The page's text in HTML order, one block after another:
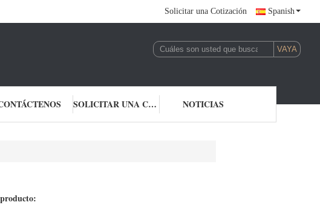
Solicitar una Cotización Spanish
SOLICITAR UNA COTIZACIÓN NOTICIAS